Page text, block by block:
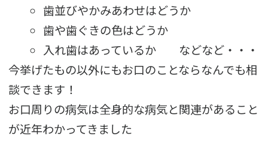
歯並びやかみあわせはどうか
歯や歯ぐきの色はどうか
入れ歯はあっているか などなど・・・
今挙げたもの以外にもお口のことならなんでも相
談できます！
お口周りの病気は全身的な病気と関連があること
が近年わかってきました